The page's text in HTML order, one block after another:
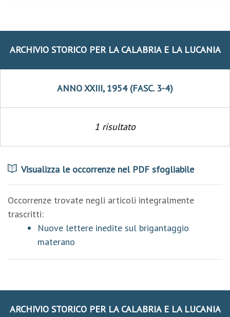
ARCHIVIO STORICO PER LA CALABRIA E LA LUCANIA
ANNO XXIII, 1954 (FASC. 3-4)
1 risultato
Visualizza le occorrenze nel PDF sfogliabile
Occorrenze trovate negli articoli integralmente
trascritti:
Nuove lettere inedite sul brigantaggio
materano
ARCHIVIO STORICO PER LA CALABRIA E LA LUCANIA